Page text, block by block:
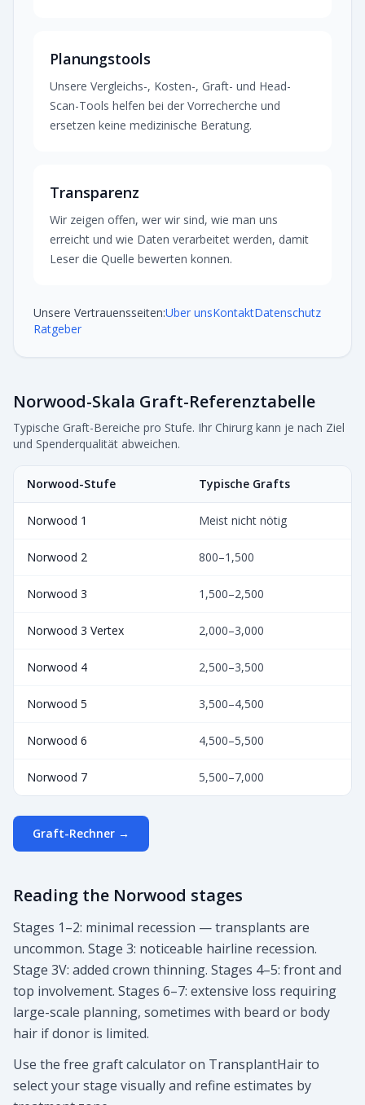
Planungstools
Unsere Vergleichs-, Kosten-, Graft- und Head-
Scan-Tools helfen bei der Vorrecherche und
ersetzen keine medizinische Beratung.
Transparenz
Wir zeigen offen, wer wir sind, wie man uns
erreicht und wie Daten verarbeitet werden, damit
Leser die Quelle bewerten konnen.
Unsere Vertrauensseiten:Uber unsKontaktDatenschutz
Ratgeber
Norwood-Skala Graft-Referenztabelle
Typische Graft-Bereiche pro Stufe. Ihr Chirurg kann je nach Ziel
und Spenderqualität abweichen.
Norwood-Stufe Typische Grafts
Norwood 1 Meist nicht nötig
Norwood 2 800–1,500
Norwood 3 1,500–2,500
Norwood 3 Vertex 2,000–3,000
Norwood 4 2,500–3,500
Norwood 5 3,500–4,500
Norwood 6 4,500–5,500
Norwood 7 5,500–7,000
Graft-Rechner →
Reading the Norwood stages
Stages 1–2: minimal recession — transplants are
uncommon. Stage 3: noticeable hairline recession.
Stage 3V: added crown thinning. Stages 4–5: front and
top involvement. Stages 6–7: extensive loss requiring
large-scale planning, sometimes with beard or body
hair if donor is limited.
Use the free graft calculator on TransplantHair to
select your stage visually and refine estimates by